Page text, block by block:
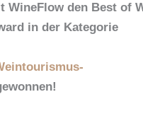
WineFlow den Best of
in der Kategorie